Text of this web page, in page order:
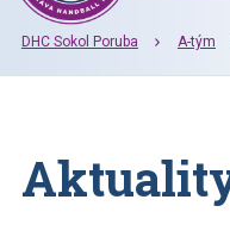
DHC Sokol Poruba A-tým